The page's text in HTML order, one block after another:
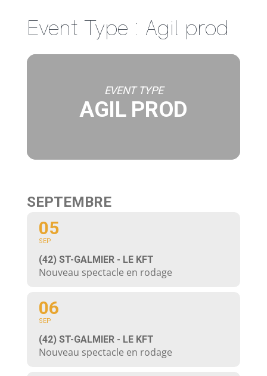
Event Type : Agil prod
EVENT TYPE
AGIL PROD
SEPTEMBRE
05
SEP
(42) ST-GALMIER - LE KFT
Nouveau spectacle en rodage
06
SEP
(42) ST-GALMIER - LE KFT
Nouveau spectacle en rodage